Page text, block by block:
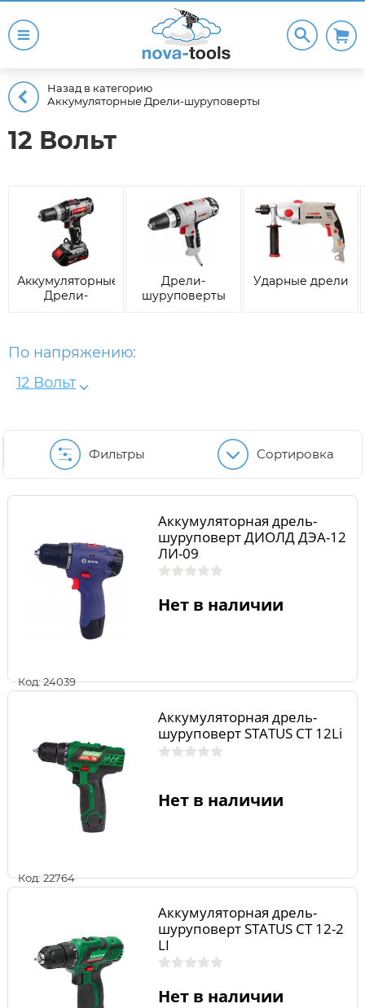
Назад в категорию
Аккумуляторные Дрели-шуруповерты
12 Вольт
Аккумуляторные
Дрели-
Дрели-
шуруповерты
Ударные дрели
По напряжению:
12 Вольт
Фильтры Сортировка
Код: 24039
Аккумуляторная дрель-
шуруповерт ДИОЛД ДЭА-12
ЛИ-09
Нет в наличии
Код: 22764
Аккумуляторная дрель-
шуруповерт STATUS CT 12Li
Нет в наличии
Аккумуляторная дрель-
шуруповерт STATUS CT 12-2
LI
Нет в наличии